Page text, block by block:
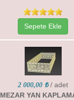
Sepete Ekle
2 000,00 ₺ / adet
MEZAR YAN